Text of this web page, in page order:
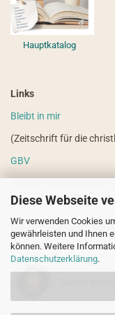
Diese Webseite
Wir verwenden Cookies
gewährleisten und Ihnen
können. Weitere
Datenschutzerklärung.
Hauptkatalog
Links
Bleibt in mir
(Zeitschrift für die
GBV
VdHS
(weitere
Sicher